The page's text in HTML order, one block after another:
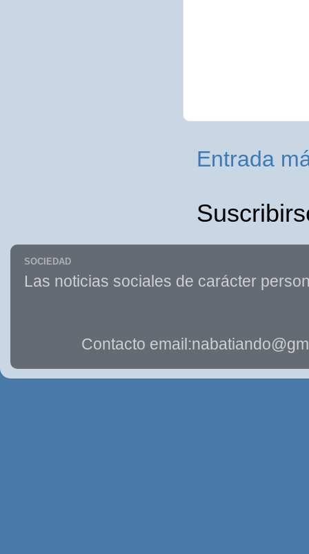
Entrada
SOCIEDAD
Las noticias sociales de carácter
Contacto